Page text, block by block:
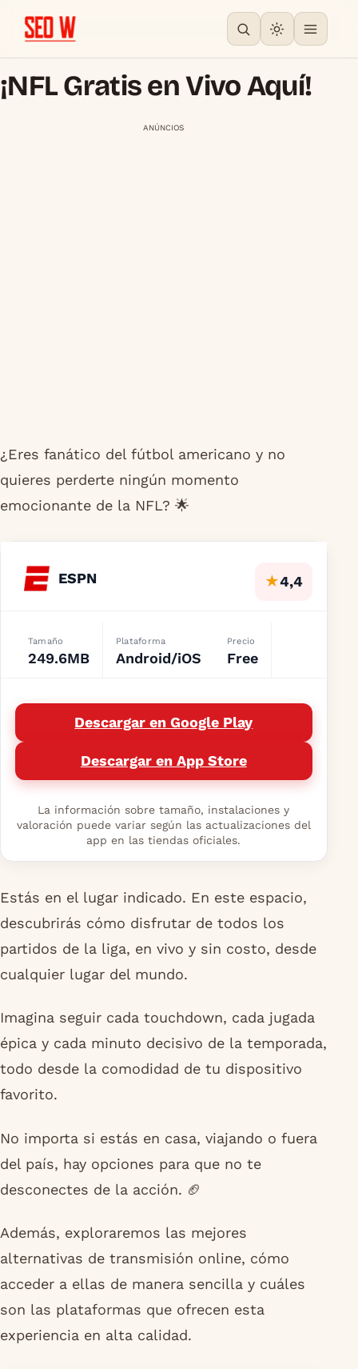
¡NFL Gratis en Vivo Aquí!
ANÚNCIOS
¿Eres fanático del fútbol americano y no
quieres perderte ningún momento
emocionante de la NFL? 🌟
ESPN ★4,4
Tamaño
249.6MB
Plataforma
Android/iOS
Precio
Free
Descargar en Google Play
Descargar en App Store
La información sobre tamaño, instalaciones y
valoración puede variar según las actualizaciones del
app en las tiendas oficiales.
Estás en el lugar indicado. En este espacio,
descubrirás cómo disfrutar de todos los
partidos de la liga, en vivo y sin costo, desde
cualquier lugar del mundo.
Imagina seguir cada touchdown, cada jugada
épica y cada minuto decisivo de la temporada,
todo desde la comodidad de tu dispositivo
favorito.
No importa si estás en casa, viajando o fuera
del país, hay opciones para que no te
desconectes de la acción. 🏈
Además, exploraremos las mejores
alternativas de transmisión online, cómo
acceder a ellas de manera sencilla y cuáles
son las plataformas que ofrecen esta
experiencia en alta calidad.